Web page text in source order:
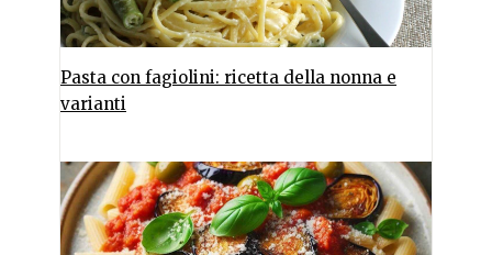
Pasta con fagiolini: ricetta della nonna e
varianti